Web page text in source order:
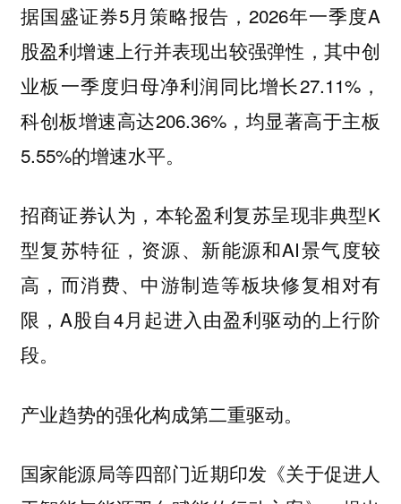
据国盛证券5月策略报告，2026年一季度A
股盈利增速上行并表现出较强弹性，其中创
业板一季度归母净利润同比增长27.11%，
科创板增速高达206.36%，均显著高于主板
5.55%的增速水平。
招商证券认为，本轮盈利复苏呈现非典型K
型复苏特征，资源、新能源和AI景气度较
高，而消费、中游制造等板块修复相对有
限，A股自4月起进入由盈利驱动的上行阶
段。
产业趋势的强化构成第二重驱动。
国家能源局等四部门近期印发《关于促进人